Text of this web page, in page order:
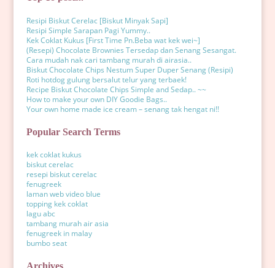
Resipi Biskut Cerelac [Biskut Minyak Sapi]
Resipi Simple Sarapan Pagi Yummy..
Kek Coklat Kukus [First Time Pn.Beba wat kek wei~]
(Resepi) Chocolate Brownies Tersedap dan Senang Sesangat.
Cara mudah nak cari tambang murah di airasia..
Biskut Chocolate Chips Nestum Super Duper Senang (Resipi)
Roti hotdog gulung bersalut telur yang terbaek!
Recipe Biskut Chocolate Chips Simple and Sedap.. ~~
How to make your own DIY Goodie Bags..
Your own home made ice cream – senang tak hengat ni!!
Popular Search Terms
kek coklat kukus
biskut cerelac
resepi biskut cerelac
fenugreek
laman web video blue
topping kek coklat
lagu abc
tambang murah air asia
fenugreek in malay
bumbo seat